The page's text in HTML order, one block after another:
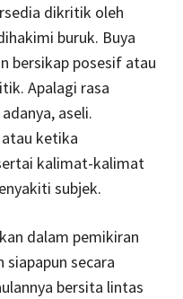
dikritik oleh
buruk. Buya
bersikap posesif atau
Apalagi rasa
aseli.
ketika
kalimat-kalimat
subjek.
dalam pemikiran
secara
bersita lintas